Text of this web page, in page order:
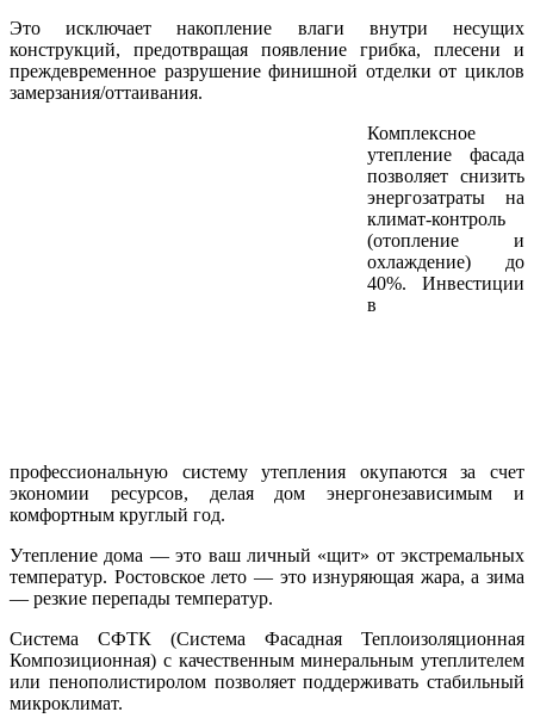
Это исключает накопление влаги внутри несущих
конструкций, предотвращая появление грибка, плесени и
преждевременное разрушение финишной отделки от циклов
замерзания/оттаивания.
​​Комплексное
утепление фасада
позволяет снизить
энергозатраты на
климат-контроль
(отопление и
охлаждение) до
40%. Инвестиции
в
профессиональную систему утепления окупаются за счет
экономии ресурсов, делая дом энергонезависимым и
комфортным круглый год.
Утепление дома — это ваш личный «щит» от экстремальных
температур. Ростовское лето — это изнуряющая жара, а зима
— резкие перепады температур.
Система СФТК (Система Фасадная Теплоизоляционная
Композиционная) с качественным минеральным утеплителем
или пенополистиролом позволяет поддерживать стабильный
микроклимат.